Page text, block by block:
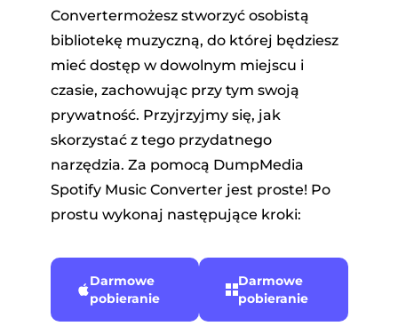
Convertermożesz stworzyć osobistą
bibliotekę muzyczną, do której będziesz
mieć dostęp w dowolnym miejscu i
czasie, zachowując przy tym swoją
prywatność. Przyjrzyjmy się, jak
skorzystać z tego przydatnego
narzędzia. Za pomocą DumpMedia
Spotify Music Converter jest proste! Po
prostu wykonaj następujące kroki:
Darmowe
pobieranie
Darmowe
pobieranie